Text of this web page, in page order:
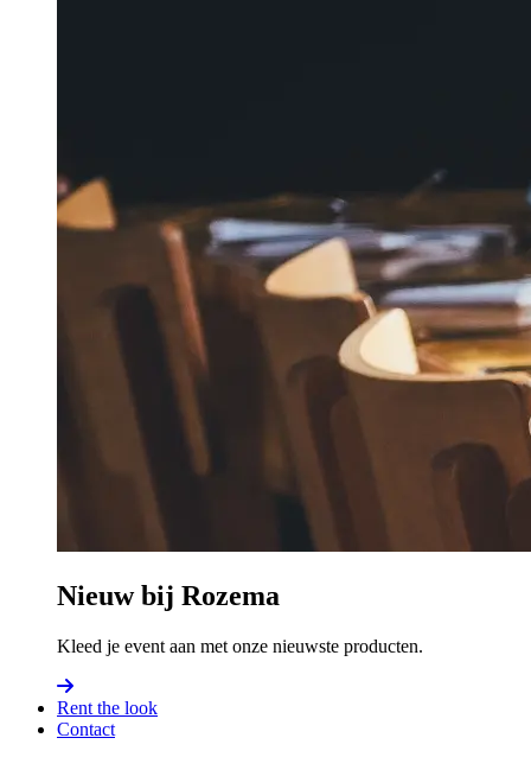
Nieuw bij Rozema
Kleed je event aan met onze nieuwste producten.
Rent the look
Contact